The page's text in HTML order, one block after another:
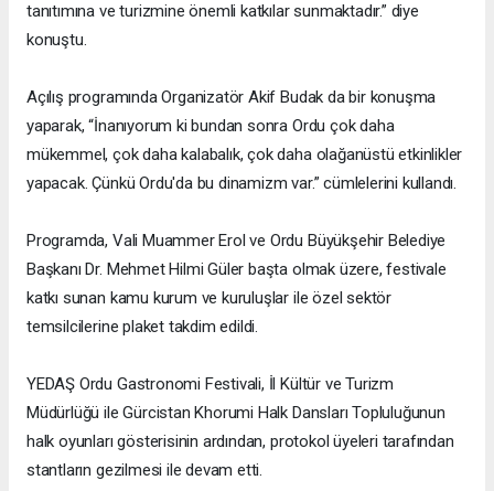
tanıtımına ve turizmine önemli katkılar sunmaktadır.” diye
konuştu.
Açılış programında Organizatör Akif Budak da bir konuşma
yaparak, “İnanıyorum ki bundan sonra Ordu çok daha
mükemmel, çok daha kalabalık, çok daha olağanüstü etkinlikler
yapacak. Çünkü Ordu'da bu dinamizm var.” cümlelerini kullandı.
Programda, Vali Muammer Erol ve Ordu Büyükşehir Belediye
Başkanı Dr. Mehmet Hilmi Güler başta olmak üzere, festivale
katkı sunan kamu kurum ve kuruluşlar ile özel sektör
temsilcilerine plaket takdim edildi.
YEDAŞ Ordu Gastronomi Festivali, İl Kültür ve Turizm
Müdürlüğü ile Gürcistan Khorumi Halk Dansları Topluluğunun
halk oyunları gösterisinin ardından, protokol üyeleri tarafından
stantların gezilmesi ile devam etti.